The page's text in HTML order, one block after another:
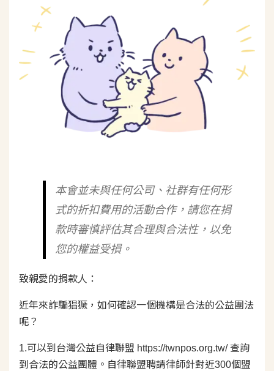
本會並未與任何公司、社群有任何形
式的折扣費用的活動合作，請您在捐
款時審慎評估其合理與合法性，以免
您的權益受損。
致親愛的捐款人：
近年來詐騙猖獗，如何確認一個機構是合法的公益團法
呢？
1.可以到台灣公益自律聯盟 https://twnpos.org.tw/查詢
到合法的公益團體。自律聯盟聘請律師針對近300個盟